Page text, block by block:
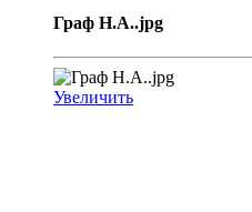
Граф Н.А..jpg
Увеличить